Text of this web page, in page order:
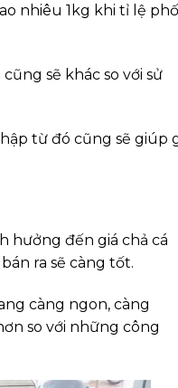
nhiêu 1kg khi tỉ lệ
sẽ khác so với sử
từ đó cũng sẽ giúp
hưởng đến giá chả cá
ra sẽ càng tốt.
càng ngon, càng
so với những công